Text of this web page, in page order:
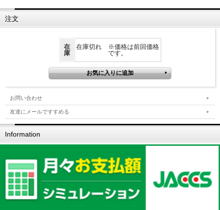
注文
在
庫
在庫切れ ※価格は前回価格
です。
お問い合わせ
友達にメールですすめる
Information